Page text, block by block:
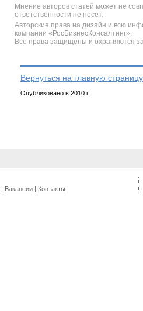
Мнение авторов статей может не
ответственности не несет.
Авторские права на дизайн и всю
компании «РосБизнесКонсалтинг».
Все права защищены и охраняются
Вернуться на главную
Опубликовано в 2010 г.
| Вакансии | Контакты